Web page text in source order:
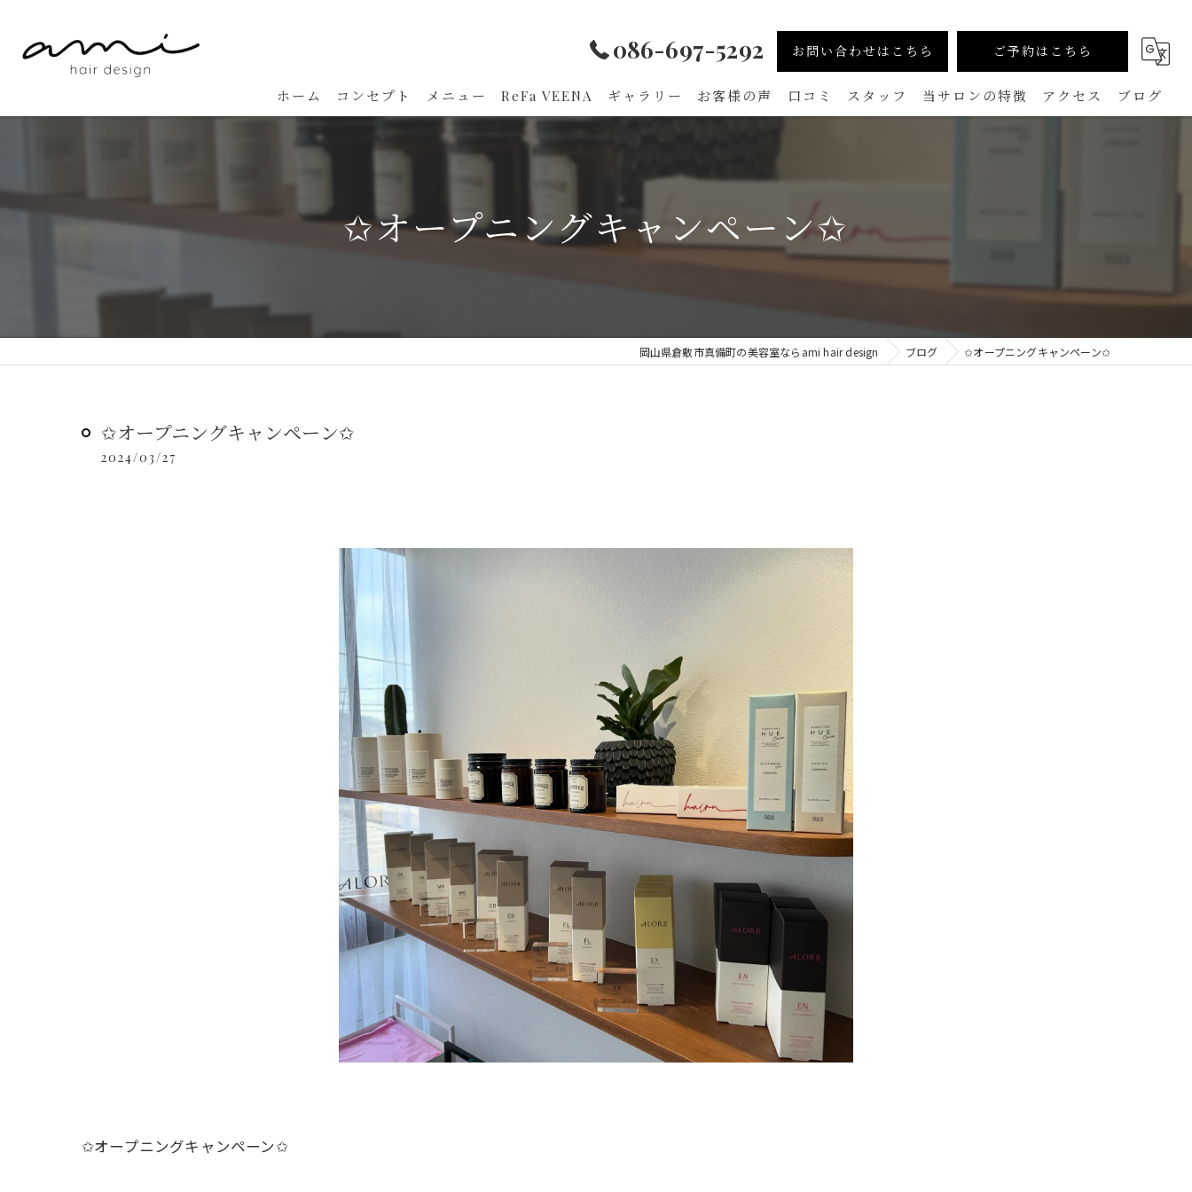
086-697-5292 お問い合わせはこちら ご予約はこちら
ホーム コンセプト メニュー ReFa VEENA ギャラリー お客様の声 口コミ スタッフ 当サロンの特徴
白髪ぼかし
アクセス ブログ
✩オープニングキャンペーン✩
岡山県倉敷市真備町の美容室ならami hair design ブログ ✩オープニングキャンペーン✩
✩オープニングキャンペーン✩
2024/03/27
✩オープニングキャンペーン✩